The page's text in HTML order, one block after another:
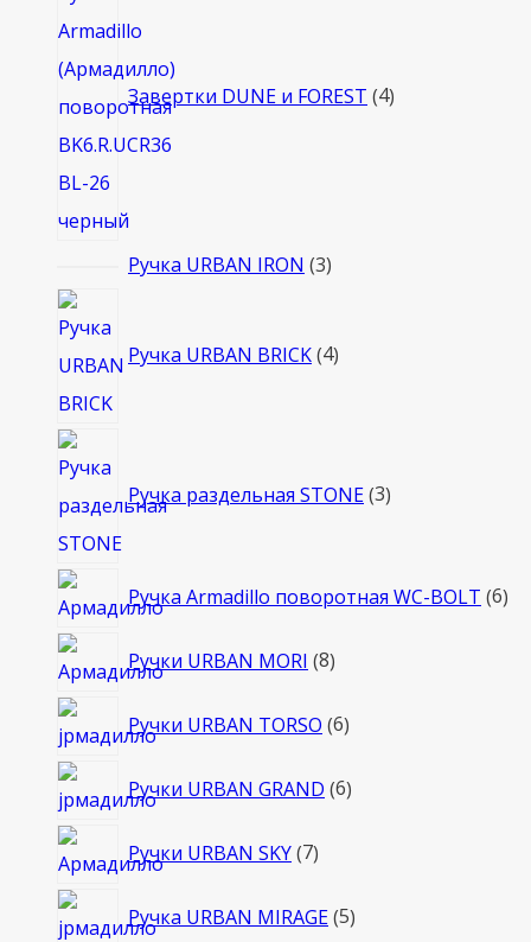
Завертки DUNE и FOREST 4
Ручка URBAN IRON 33
Ручка URBAN BRICK 4товара
Ручка раздельная STONE 3товара
Ручка Armadillo поворотная WC-BOLT 66
Ручки URBAN MORI 88
Ручки URBAN TORSO 66
Ручки URBAN GRAND 66
Ручки URBAN SKY 77
Ручка URBAN MIRAGE 55